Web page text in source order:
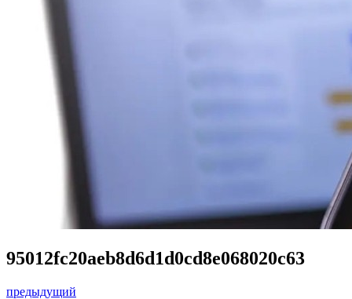
95012fc20aeb8d6d1d0cd8e068020c63
предыдущий